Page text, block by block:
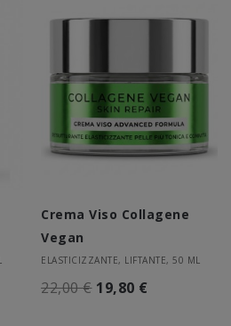
Crema Viso Collagene
Vegan
ELASTICIZZANTE, LIFTANTE, 50 ML
22,00 € 19,80 €